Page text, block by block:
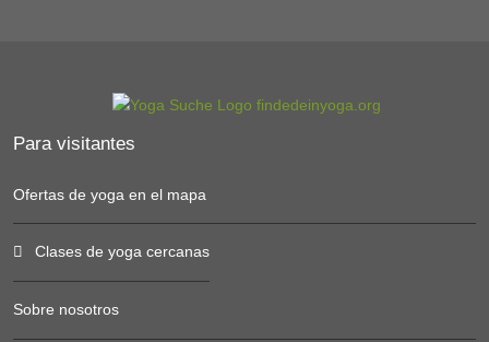
Para visitantes
Ofertas de yoga en el mapa
Clases de yoga cercanas
Sobre nosotros